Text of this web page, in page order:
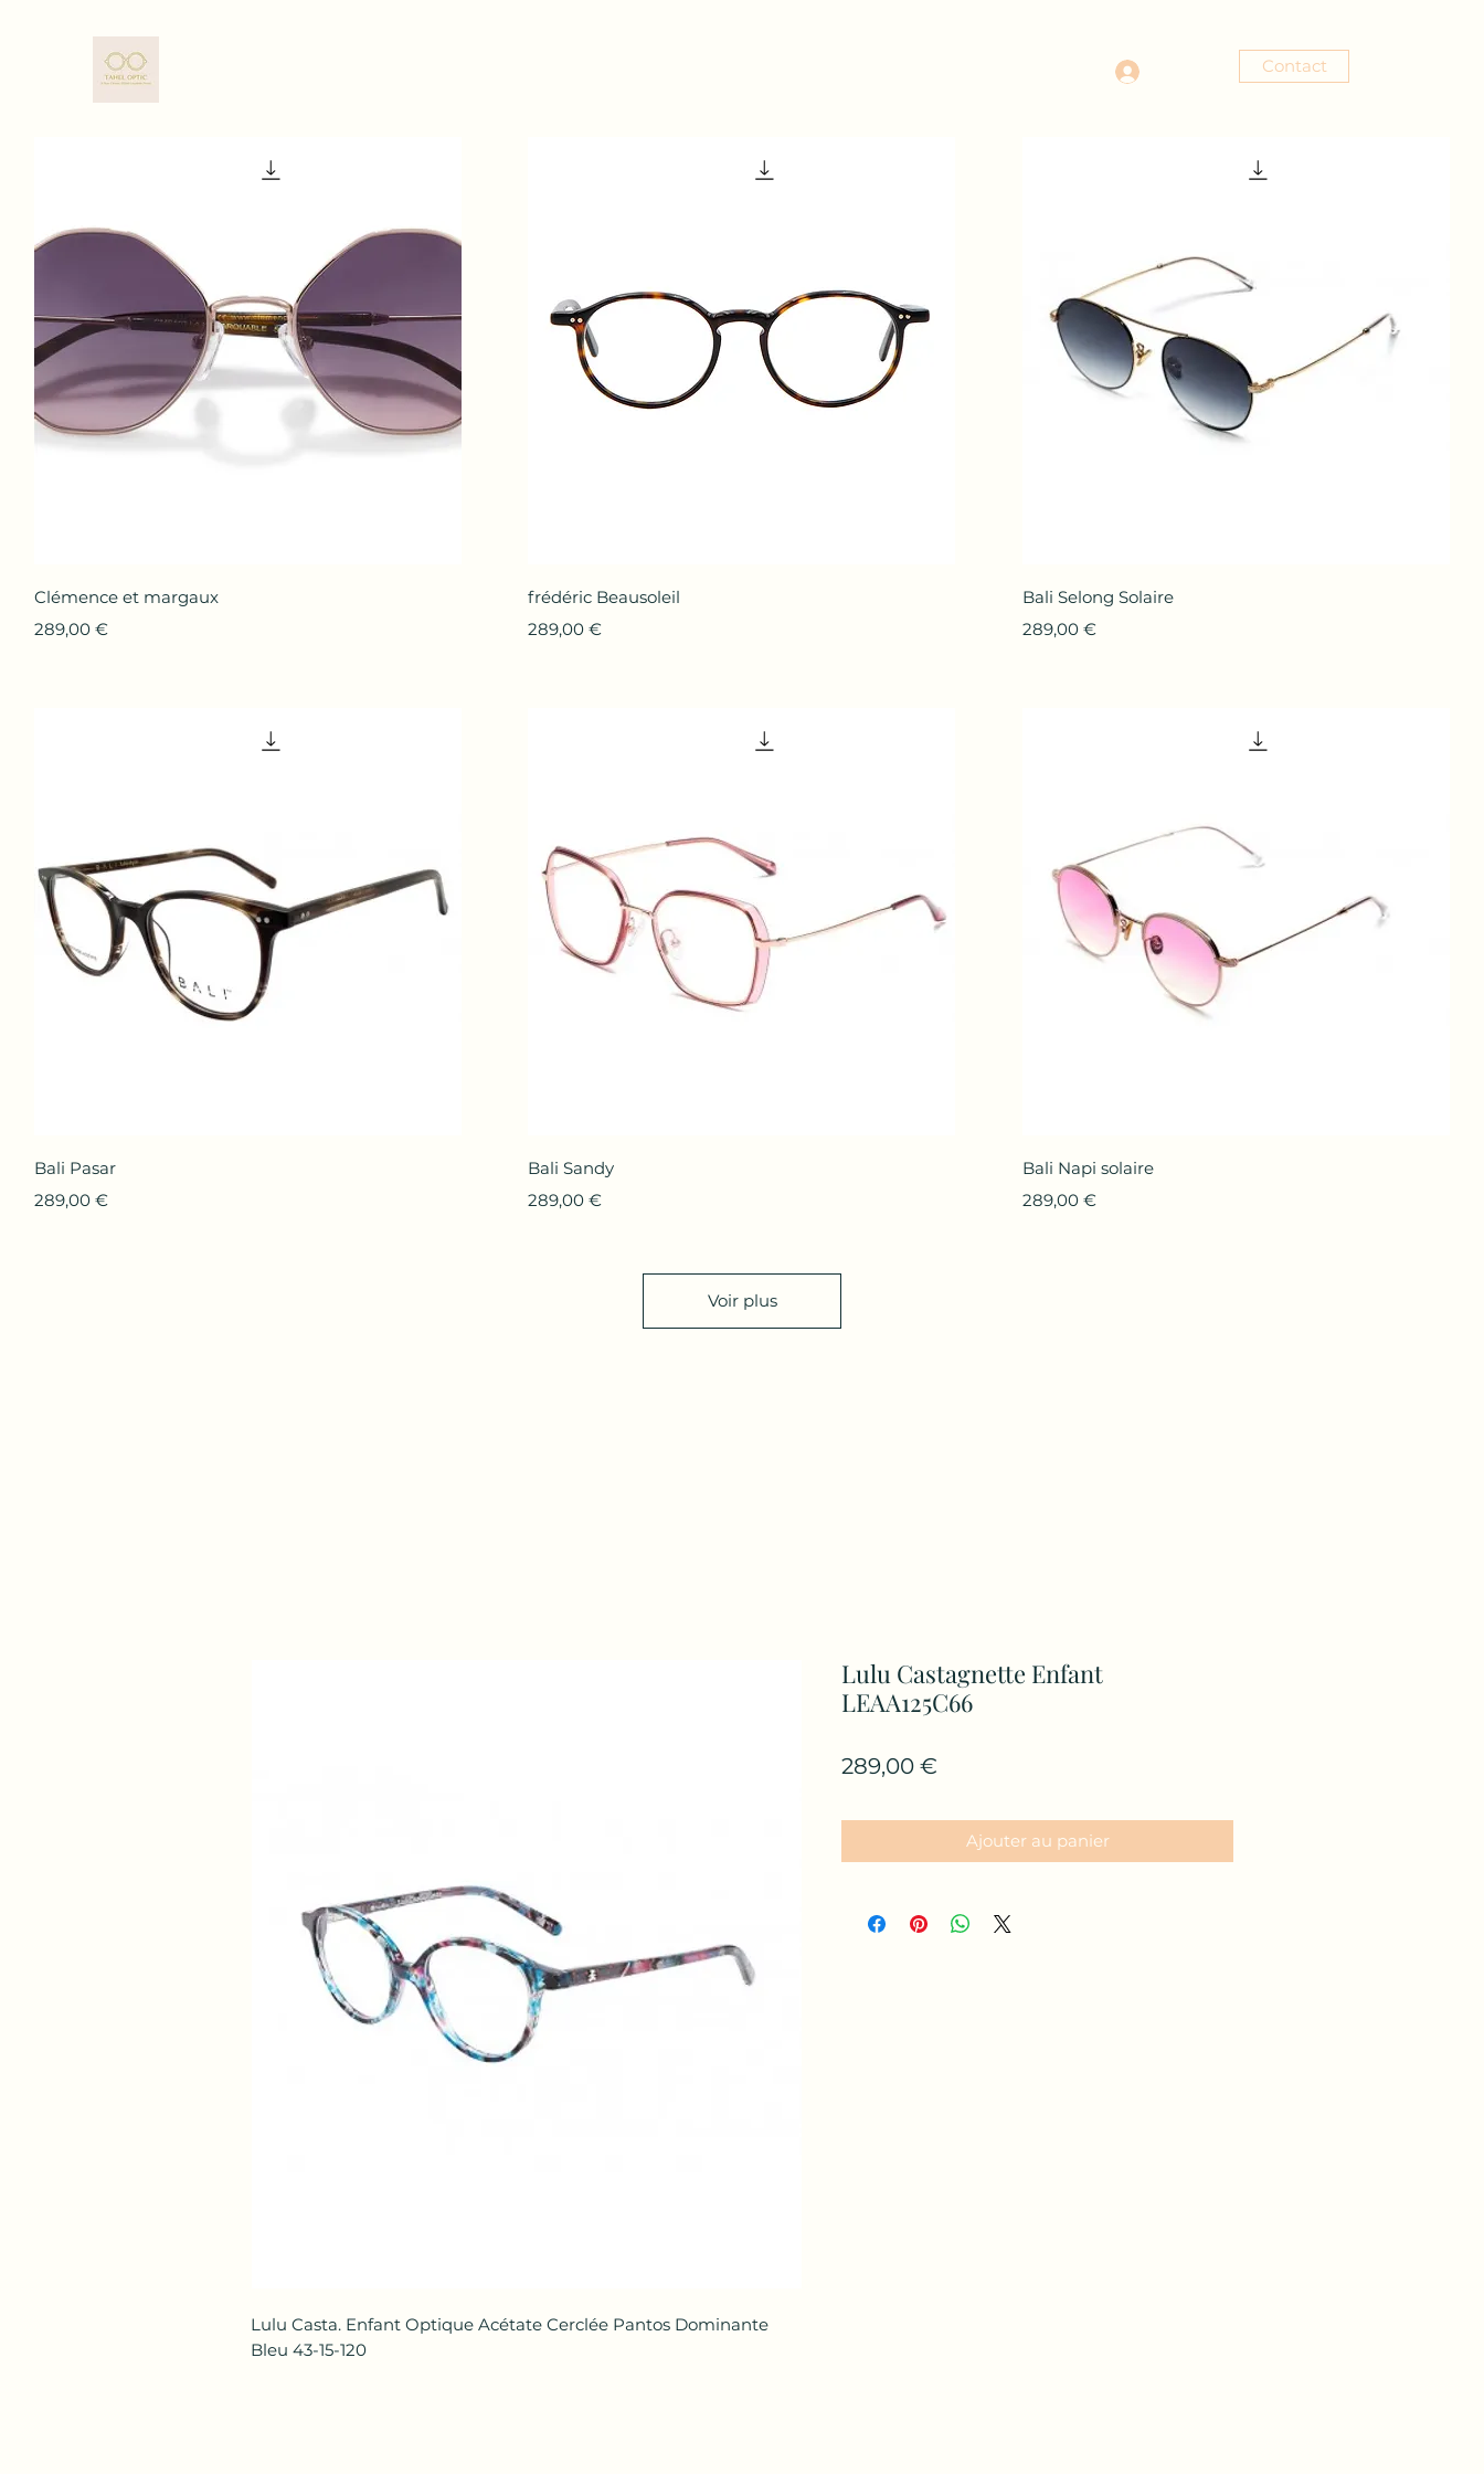
Contact
Aperçu rapide
Clémence et margaux
Prix
289,00 €
Aperçu rapide
frédéric Beausoleil
Prix
289,00 €
Aperçu rapide
Bali Selong Solaire
Prix
289,00 €
Bali Pasar
Prix
289,00 €
Bali Sandy
Prix
289,00 €
Bali Napi solaire
Prix
289,00 €
Voir plus
Lulu Casta. Enfant Optique Acétate Cerclée Pantos Dominante
Bleu 43-15-120
Lulu Castagnette Enfant
LEAA125C66
289,00 €
Ajouter au panier